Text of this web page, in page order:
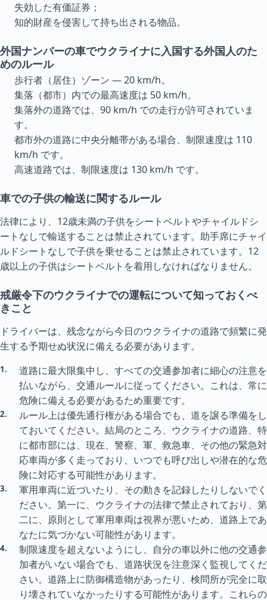
失効した有価証券；
知的財産を侵害して持ち出される物品。
外国ナンバーの車でウクライナに入国する外国人のた
めのルール
歩行者（居住）ゾーン — 20 km/h。
集落（都市）内での最高速度は 50 km/h。
集落外の道路では、90 km/h での走行が許可されていま
す。
都市外の道路に中央分離帯がある場合、制限速度は 110
km/h です。
高速道路では、制限速度は 130 km/h です。
車での子供の輸送に関するルール
法律により、12歳未満の子供をシートベルトやチャイルドシ
ートなしで輸送することは禁止されています。助手席にチャイ
ルドシートなしで子供を乗せることは禁止されています。12
歳以上の子供はシートベルトを着用しなければなりません。
戒厳令下のウクライナでの運転について知っておくべ
きこと
ドライバーは、残念ながら今日のウクライナの道路で頻繁に発
生する予期せぬ状況に備える必要があります。
道路に最大限集中し、すべての交通参加者に細心の注意を
払いながら、交通ルールに従ってください。これは、常に
危険に備える必要があるため重要です。
ルール上は優先通行権がある場合でも、道を譲る準備をし
ておいてください。結局のところ、ウクライナの道路、特
に都市部には、現在、警察、軍、救急車、その他の緊急対
応車両が多く走っており、いつでも呼び出しや潜在的な危
険に対応する可能性があります。
軍用車両に近づいたり、その動きを記録したりしないでく
ださい。第一に、ウクライナの法律で禁止されており、第
二に、原則として軍用車両は視界が悪いため、道路上であ
なたに気づかない可能性があります。
制限速度を超えないようにし、自分の車以外に他の交通参
加者がいない場合でも、道路状況を注意深く監視してくだ
さい。道路上に防御構造物があったり、検問所が完全に取
り壊されていなかったりする可能性があります。これらの